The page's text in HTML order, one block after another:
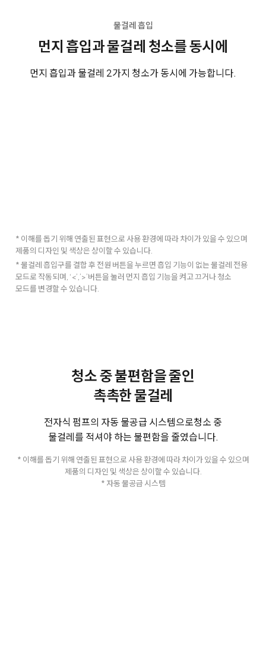
물걸레 흡입
먼지 흡입과 물걸레 청소를 동시에
먼지 흡입과 물걸레 2가지 청소가 동시에 가능합니다.
* 이해를 돕기 위해 연출된 표현으로 사용 환경에 따라 차이가 있을 수 있으며
제품의 디자인 및 색상은 상이할 수 있습니다.
* 물걸레 흡입구를 결합 후 전원 버튼을 누르면 흡입 기능이 없는 물걸레 전용
모드로 작동되며, ‘<’,’>’버튼을 눌러 먼지 흡입 기능을 켜고 끄거나 청소
모드를 변경할 수 있습니다.
청소 중 불편함을 줄인
촉촉한 물걸레
전자식 펌프의 자동 물공급 시스템으로청소 중
물걸레를 적셔야 하는 불편함을 줄였습니다.
* 이해를 돕기 위해 연출된 표현으로 사용 환경에 따라 차이가 있을 수 있으며
제품의 디자인 및 색상은 상이할 수 있습니다.
* 자동 물공급 시스템